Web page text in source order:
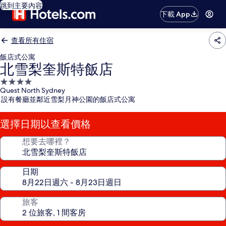
跳到主要內容
下載 App
查看所有住宿
飯店式公寓
北雪梨奎斯特飯店
4.0
星
級
住
宿
Quest North Sydney
設有餐廳並鄰近雪梨月神公園的飯店式公寓
選擇日期以查看價格
想要去哪裡？
日期
旅客